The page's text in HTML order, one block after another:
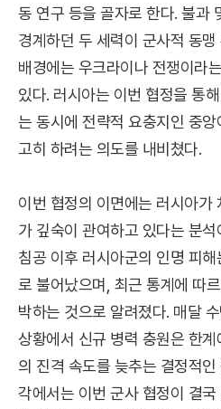
동 연구 등을 골자로 한다. 불과
경계하던 두 세력이 군사적 동
배경에는 우크라이나 전쟁이라
있다. 러시아는 이번 협정을 통
는 동시에 전략적 요충지인 중
고히 하려는 의도를 내비쳤다.
이번 협정의 이면에는 러시아가
가 깊숙이 관여하고 있다는 분
침공 이후 러시아군의 인명 피
로 불어났으며, 최근 통계에 따
박하는 것으로 알려졌다. 매달
상황에서 신규 병력 충원은 한
의 진격 속도를 늦추는 결정적
각에서는 이번 군사 협정이 결국